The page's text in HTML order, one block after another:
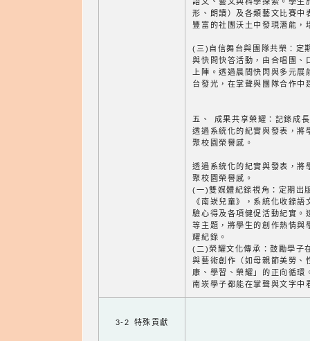
形、朗讀）及各類藝文比賽中
豐富的社團沃土中發現潛能，
(三)自信舞台與團隊共榮：定
與快問快答活動，由合唱團、
上陣。透過晨間快閃與多元
台發光，在掌聲與團隊合作中
五、 成果共享榮耀：記錄成
透過系統化的紀實與發表，將
聚校園榮譽感。
透過系統化的紀實與發表，將
聚校園榮譽感。
(一)雙媒體紀錄視角：定期出
《南崁兒童》，系統化收錄
驗心得及各項健促活動紀實。
等主題，將學生的創作熱情與
耀紀錄。
(二)榮耀文化傳承：鼓勵學子
與藝術創作（如母親節美勞、
康、學習、榮耀」的正向循
南崁學子都能在掌聲與文字中
3-2 特殊貢獻